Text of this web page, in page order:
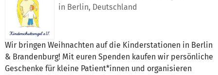
in Berlin, Deutschland
Wir bringen Weihnachten auf die Kinderstationen in Berlin
& Brandenburg! Mit euren Spenden kaufen wir persönliche
Geschenke für kleine Patient*innen und organisieren